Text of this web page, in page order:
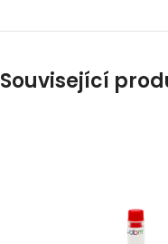
Související